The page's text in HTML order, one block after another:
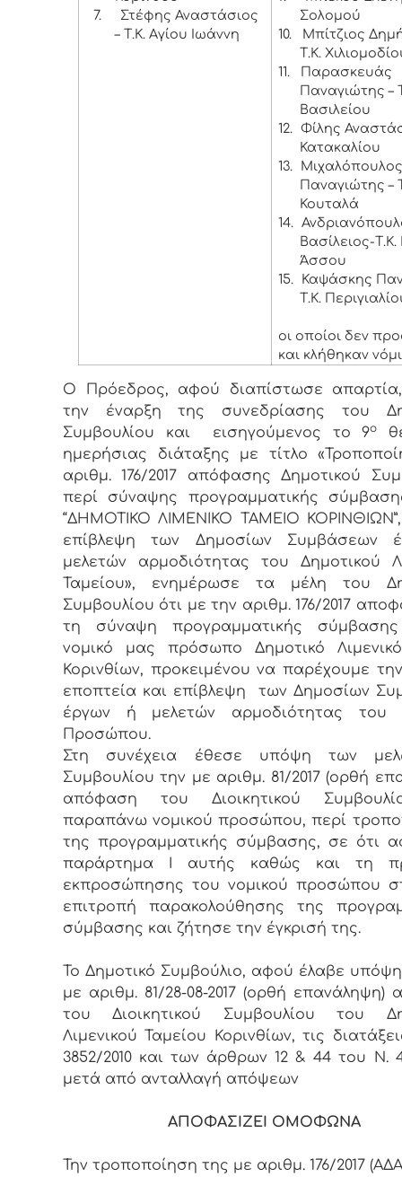
7.
Στέφης Αναστάσιος
– Τ.Κ. Αγίου Ιωάννη
Σολομού
10.
Μπίτζιος
Τ.Κ.
11.
Παρασκευάς
Παναγιώτης –
Βασιλείου
12.
Φίλης
Κατακαλίου
13.
Μιχαλόπουλος
Παναγιώτης –
Κουταλά
14.
Βασίλειος-
Άσσου
15.
Καψάσκης
Τ.Κ.
οι οποίοι δεν
και κλήθηκαν
Ο Πρόεδρος, αφού διαπίστωσε
την έναρξη της συνεδρίασης του
Συμβουλίου και εισηγούμενος το 9ο
ημερήσιας διάταξης με τίτλο
αριθμ. 176/2017 απόφασης Δημοτικού
περί σύναψης προγραμματικής
“ΔΗΜΟΤΙΚΟ ΛΙΜΕΝΙΚΟ ΤΑΜΕΙΟ
επίβλεψη των Δημοσίων Συμβάσεων
μελετών αρμοδιότητας του Δημοτικού
Ταμείου», ενημέρωσε τα μέλη του
Συμβουλίου ότι με την αριθμ. 176/2017
τη σύναψη προγραμματικής
νομικό μας πρόσωπο Δημοτικό
Κορινθίων, προκειμένου να παρέχουμε την
εποπτεία και επίβλεψη των Δημοσίων
έργων ή μελετών αρμοδιότητας του
Προσώπου.
Στη συνέχεια έθεσε υπόψη των
Συμβουλίου την με αριθμ. 81/2017 (ορθή
απόφαση του Διοικητικού
παραπάνω νομικού προσώπου, περί
της προγραμματικής σύμβασης, σε ότι
παράρτημα Ι αυτής καθώς και τη
εκπροσώπησης του νομικού προσώπου
επιτροπή παρακολούθησης της
σύμβασης και ζήτησε την έγκρισή της.
Το Δημοτικό Συμβούλιο, αφού έλαβε
με αριθμ. 81/28-08-2017 (ορθή επανάληψη)
του Διοικητικού Συμβουλίου του
Λιμενικού Ταμείου Κορινθίων, τις
3852/2010 και των άρθρων 12 & 44 του Ν.
μετά από ανταλλαγή απόψεων
ΑΠΟΦΑΣΙΖΕΙ ΟΜΟΦΩΝΑ
Την τροποποίηση της με αριθμ. 176/2017